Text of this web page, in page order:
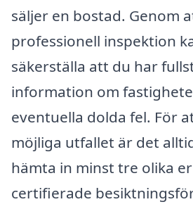
säljer en bostad. Genom
professionell inspektion
säkerställa att du har
information om
eventuella dolda fel. För
möjliga utfallet är det
hämta in minst tre olika
certifierade